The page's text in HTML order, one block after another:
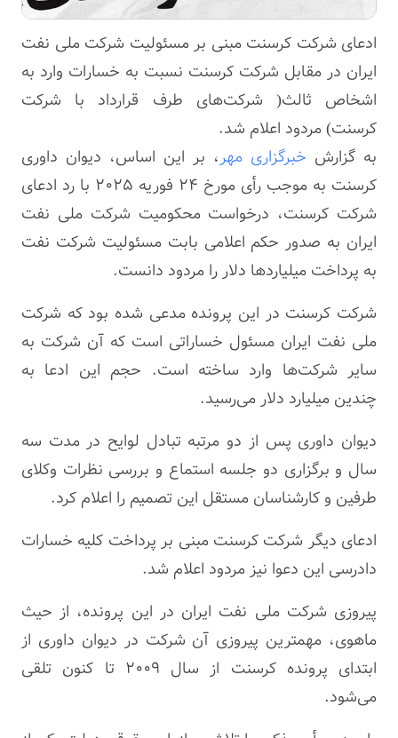
ادعای شرکت کرسنت مبنی بر مسئولیت شرکت ملی نفت
ایران در مقابل شرکت کرسنت نسبت به خسارات وارد به
اشخاص ثالث( شرکت‌های طرف قرارداد با شرکت
کرسنت) مردود اعلام شد.
به گزارش خبرگزاری مهر، بر این اساس، دیوان داوری
کرسنت به موجب رأی مورخ ۲۴ فوریه
با رد ادعای
شرکت کرسنت، درخواست محکومیت شرکت ملی نفت
ایران به صدور حکم اعلامی بابت مسئولیت شرکت نفت
به پرداخت میلیاردها دلار را مردود دانست.
شرکت کرسنت در این پرونده مدعی شده بود که شرکت
ملی نفت ایران مسئول خساراتی است که آن شرکت به
سایر شرکت‌ها وارد ساخته است. حجم این ادعا به
چندین میلیارد دلار می‌رسید.
دیوان داوری پس از دو مرتبه تبادل لوایح در مدت سه
سال و برگزاری دو جلسه استماع و بررسی نظرات وکلای
طرفین و کارشناسان مستقل این تصمیم را اعلام کرد.
ادعای دیگر شرکت کرسنت مبنی بر پرداخت کلیه خسارات
دادرسی این دعوا نیز مردود اعلام شد.
پیروزی شرکت ملی نفت ایران در این پرونده، از حیث
ماهوی، مهمترین پیروزی آن شرکت در دیوان داوری از
ابتدای پرونده کرسنت از سال ۲۰۰۹ تا کنون تلقی
می‌شود.